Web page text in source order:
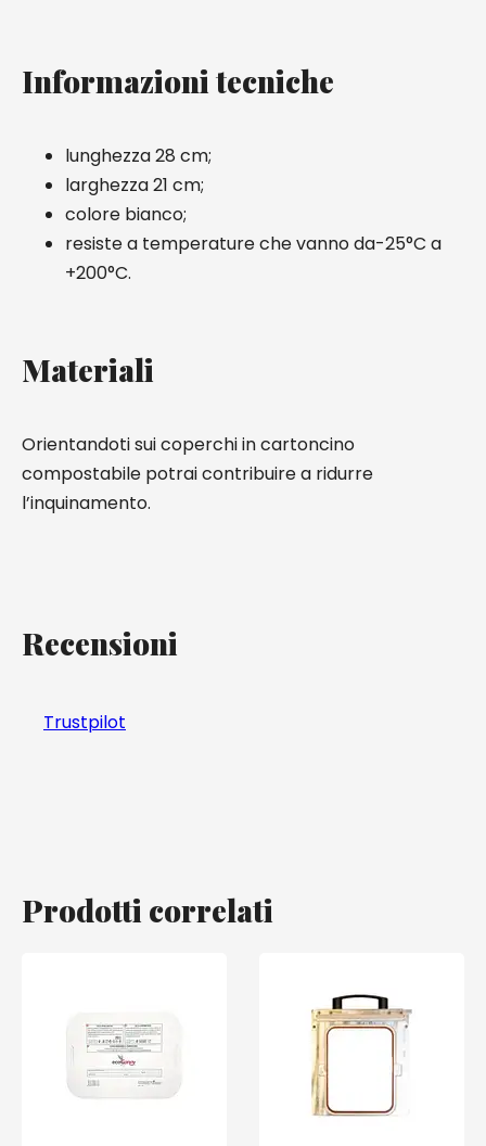
Informazioni tecniche
lunghezza 28 cm;
larghezza 21 cm;
colore bianco;
resiste a temperature che vanno da-25°C a
+200°C.
Materiali
Orientandoti sui coperchi in cartoncino
compostabile potrai contribuire a ridurre
l’inquinamento.
Recensioni
Trustpilot
Prodotti correlati